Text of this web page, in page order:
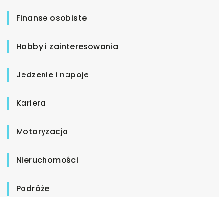
Finanse osobiste
Hobby i zainteresowania
Jedzenie i napoje
Kariera
Motoryzacja
Nieruchomości
Podróże